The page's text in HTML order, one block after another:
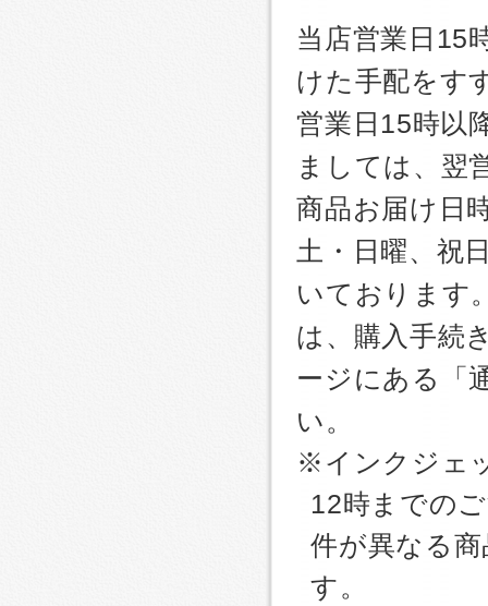
当店営業日15
けた手配をす
営業日15時以
ましては、翌
商品お届け日
土・日曜、祝
いております
は、購入手続
ージにある「
い。
※インクジェ
12時までの
件が異なる
す。